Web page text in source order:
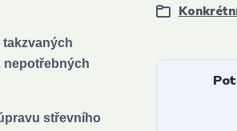
nepotřebných
střevního